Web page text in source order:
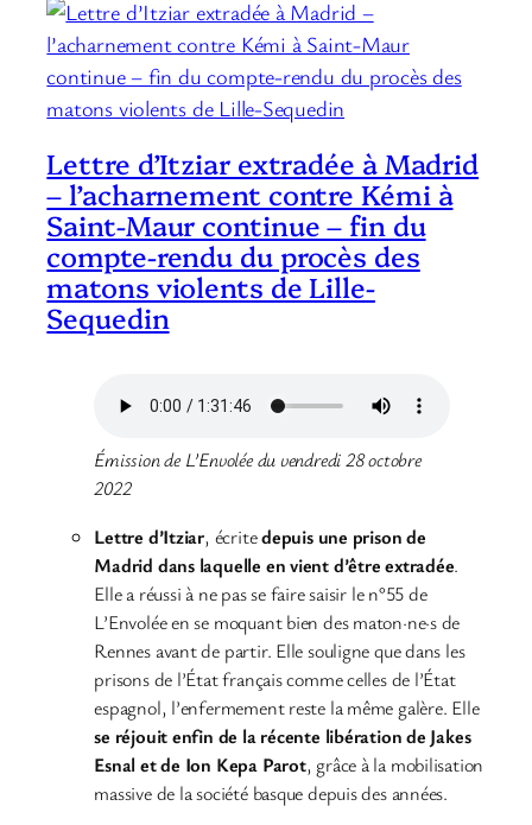
Lettre d’Itziar extradée à Madrid
– l’acharnement contre Kémi à
Saint-Maur continue – fin du
compte-rendu du procès des
matons violents de Lille-
Sequedin
Émission de L’Envolée du vendredi 28 octobre
2022
Lettre d’Itziar, écritedepuis une prison de
Madrid dans laquelle en vient d’être extradée.
Elle a réussi à ne pas se faire saisir le n°55 de
L’Envolée en se moquant bien des maton·ne·s de
Rennes avant de partir. Elle souligne que dans les
prisons de l’État français comme celles de l’État
espagnol, l’enfermement reste la même galère. Elle
se réjouit enfin de la récente libération de Jakes
Esnal et de Ion Kepa Parot, grâce à la mobilisation
massive de la société basque depuis des années.